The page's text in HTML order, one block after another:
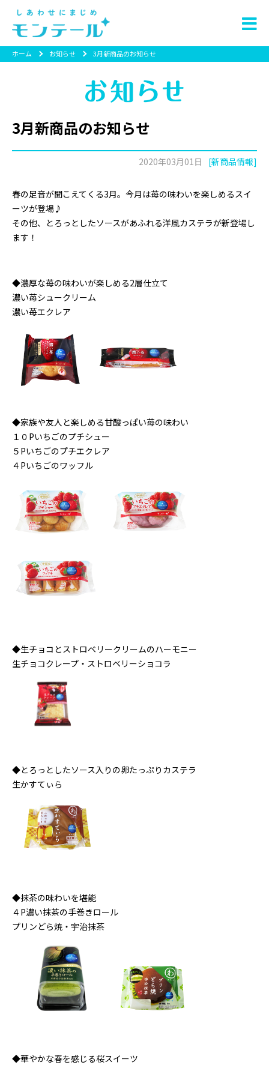
ホーム お知らせ 3月新商品のお知らせ
3月新商品のお知らせ
2020年03月01日 [新商品情報]
春の足音が聞こえてくる3月。今月は苺の味わいを楽しめるスイ
ーツが登場♪
その他、とろっとしたソースがあふれる洋風カステラが新登場し
ます！
◆濃厚な苺の味わいが楽しめる2層仕立て
濃い苺シュークリーム
濃い苺エクレア
◆家族や友人と楽しめる甘酸っぱい苺の味わい
１０Pいちごのプチシュー
５Pいちごのプチエクレア
４Pいちごのワッフル
◆生チョコとストロベリークリームのハーモニー
生チョコクレープ・ストロベリーショコラ
◆とろっとしたソース入りの卵たっぷりカステラ
生かすてぃら
◆抹茶の味わいを堪能
４P濃い抹茶の手巻きロール
プリンどら焼・宇治抹茶
◆華やかな春を感じる桜スイーツ